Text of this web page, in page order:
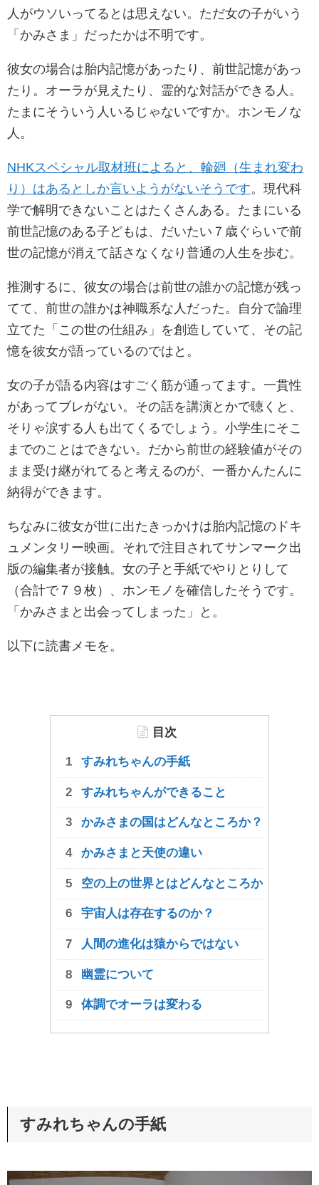
人がウソいってるとは思えない。ただ女の子がいう
「かみさま」だったかは不明です。
彼女の場合は胎内記憶があったり、前世記憶があっ
たり。オーラが見えたり、霊的な対話ができる人。
たまにそういう人いるじゃないですか。ホンモノな
人。
NHKスペシャル取材班によると、輪廻（生まれ変わ
り）はあるとしか言いようがないそうです。現代科
学で解明できないことはたくさんある。たまにいる
前世記憶のある子どもは、だいたい７歳ぐらいで前
世の記憶が消えて話さなくなり普通の人生を歩む。
推測するに、彼女の場合は前世の誰かの記憶が残っ
てて、前世の誰かは神職系な人だった。自分で論理
立てた「この世の仕組み」を創造していて、その記
憶を彼女が語っているのではと。
女の子が語る内容はすごく筋が通ってます。一貫性
があってブレがない。その話を講演とかで聴くと、
そりゃ涙する人も出てくるでしょう。小学生にそこ
までのことはできない。だから前世の経験値がその
まま受け継がれてると考えるのが、一番かんたんに
納得ができます。
ちなみに彼女が世に出たきっかけは胎内記憶のドキ
ュメンタリー映画。それで注目されてサンマーク出
版の編集者が接触。女の子と手紙でやりとりして
（合計で７９枚）、ホンモノを確信したそうです。
「かみさまと出会ってしまった」と。
以下に読書メモを。
目次
すみれちゃんの手紙
すみれちゃんができること
かみさまの国はどんなところか？
かみさまと天使の違い
空の上の世界とはどんなところか
宇宙人は存在するのか？
人間の進化は猿からではない
幽霊について
体調でオーラは変わる
すみれちゃんの手紙